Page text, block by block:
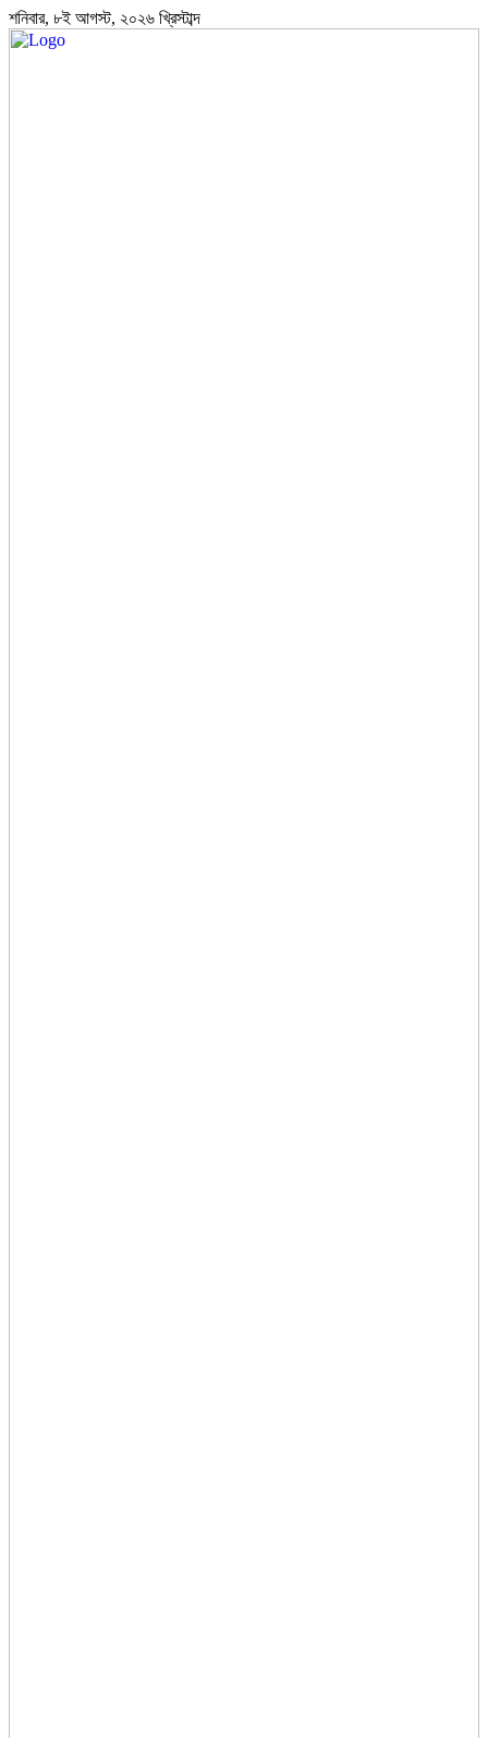
শনিবার, ৮ই আগস্ট, ২০২৬ খ্রিস্টাব্দ